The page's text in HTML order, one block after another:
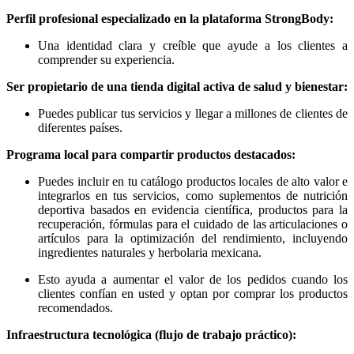
Perfil profesional especializado en la plataforma StrongBody:
Una identidad clara y creíble que ayude a los clientes a
comprender su experiencia.
Ser propietario de una tienda digital activa de salud y bienestar:
Puedes publicar tus servicios y llegar a millones de clientes de
diferentes países.
Programa local para compartir productos destacados:
Puedes incluir en tu catálogo productos locales de alto valor e
integrarlos en tus servicios, como suplementos de nutrición
deportiva basados ​​en evidencia científica, productos para la
recuperación, fórmulas para el cuidado de las articulaciones o
artículos para la optimización del rendimiento, incluyendo
ingredientes naturales y herbolaria mexicana.
Esto ayuda a aumentar el valor de los pedidos cuando los
clientes confían en usted y optan por comprar los productos
recomendados.
Infraestructura tecnológica (flujo de trabajo práctico):